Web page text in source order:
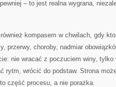
– to jest realna wygrana,
kompasem w chwilach, gdy
przerwy, choroby, nadmiar
nie wracać z poczuciem winy,
rytm, wrócić do podstaw. Strona
część procesu, a nie porażka.